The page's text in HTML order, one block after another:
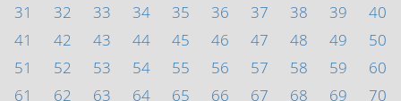
31
32 33 34 35 36 37 38 39
40
41
42 43 44 45 46 47 48 49
50
51
52 53 54 55 56 57 58 59
60
61
62 63 64 65 66 67 68 69
70